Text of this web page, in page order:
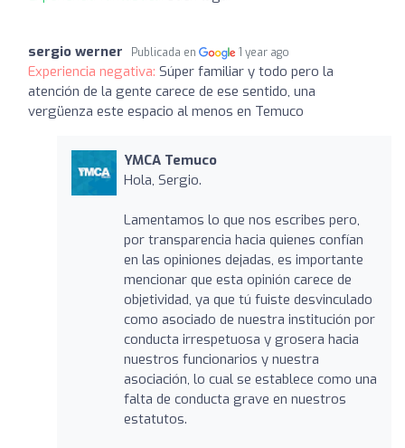
sergio werner Publicada en 1 year ago
Experiencia negativa: Súper familiar y todo pero la
atención de la gente carece de ese sentido, una
vergüenza este espacio al menos en Temuco
YMCA Temuco
Hola, Sergio.
Lamentamos lo que nos escribes pero,
por transparencia hacia quienes confían
en las opiniones dejadas, es importante
mencionar que esta opinión carece de
objetividad, ya que tú fuiste desvinculado
como asociado de nuestra institución por
conducta irrespetuosa y grosera hacia
nuestros funcionarios y nuestra
asociación, lo cual se establece como una
falta de conducta grave en nuestros
estatutos.